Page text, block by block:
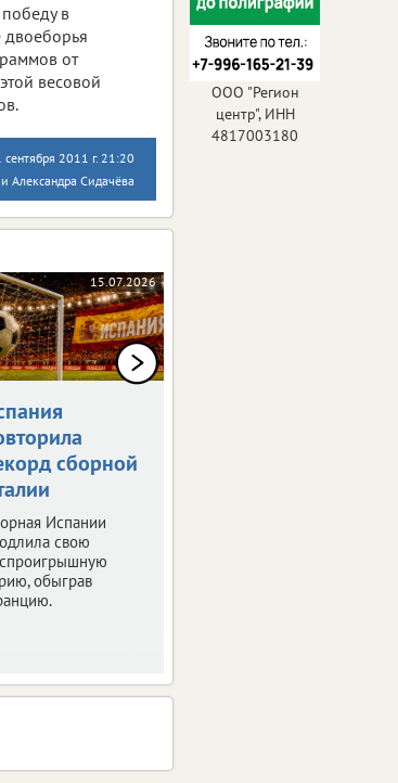
в
двоеборья
от
весовой
сентября 2011 г. 21:20
Александра Сидачёва
15.07.2026
сборной
Испании
свою
обыграв
ООО "Регион
центр", ИНН
4817003180